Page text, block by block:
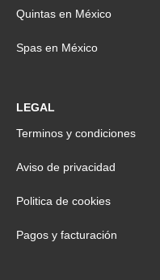
Quintas en México
Spas en México
LEGAL
Terminos y condiciones
Aviso de privacidad
Politica de cookies
Pagos y facturación